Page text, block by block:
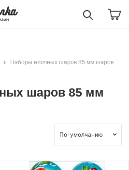
Наборы ёлочных шаров 85 мм шаров
шаров 85 мм